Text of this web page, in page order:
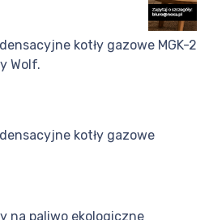
kotły gazowe MGK-2
Wolf.
kotły gazowe
na paliwo ekologiczne